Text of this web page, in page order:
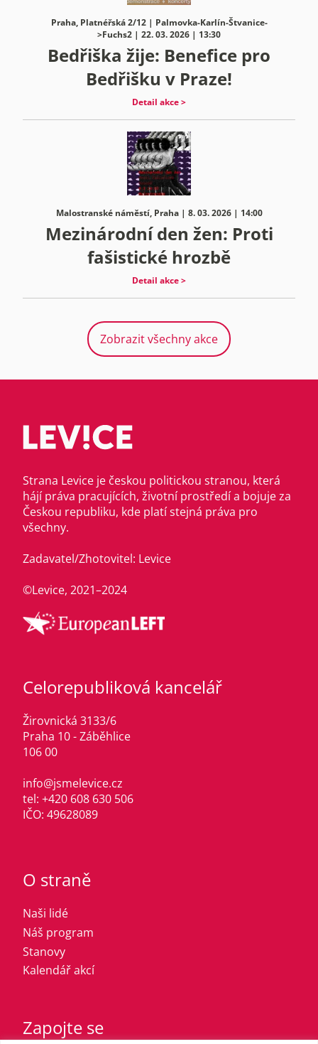
Praha, Platnéřská 2/12 | Palmovka-Karlín-Štvanice-
>Fuchs2 | 22. 03. 2026 | 13:30
Bedřiška žije: Benefice pro
Bedřišku v Praze!
Detail akce >
Malostranské náměstí, Praha | 8. 03. 2026 | 14:00
Mezinárodní den žen: Proti
fašistické hrozbě
Detail akce >
Zobrazit všechny akce
Strana Levice je českou politickou stranou, která
hájí práva pracujících, životní prostředí a bojuje za
Českou republiku, kde platí stejná práva pro
všechny.
Zadavatel/Zhotovitel: Levice
©Levice, 2021–2024
Celorepubliková kancelář
Žirovnická 3133/6
Praha 10 - Záběhlice
106 00
info@jsmelevice.cz
tel: +420 608 630 506
IČO: 49628089
O straně
Naši lidé
Náš program
Stanovy
Kalendář akcí
Zapojte se